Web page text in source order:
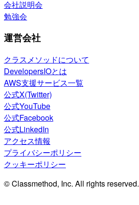
会社説明会
勉強会
運営会社
クラスメソッドについて
DevelopersIOとは
AWS支援サービス一覧
公式X(Twitter)
公式YouTube
公式Facebook
公式LinkedIn
アクセス情報
プライバシーポリシー
クッキーポリシー
© Classmethod, Inc. All rights reserved.